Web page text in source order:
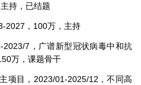
持，已结题
2027，100万，主持
7，广谱新型冠状病毒中和抗
万，课题骨干
项目，2023/01-2025/12，不同高